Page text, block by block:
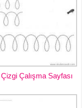
Çalışma Sayfası